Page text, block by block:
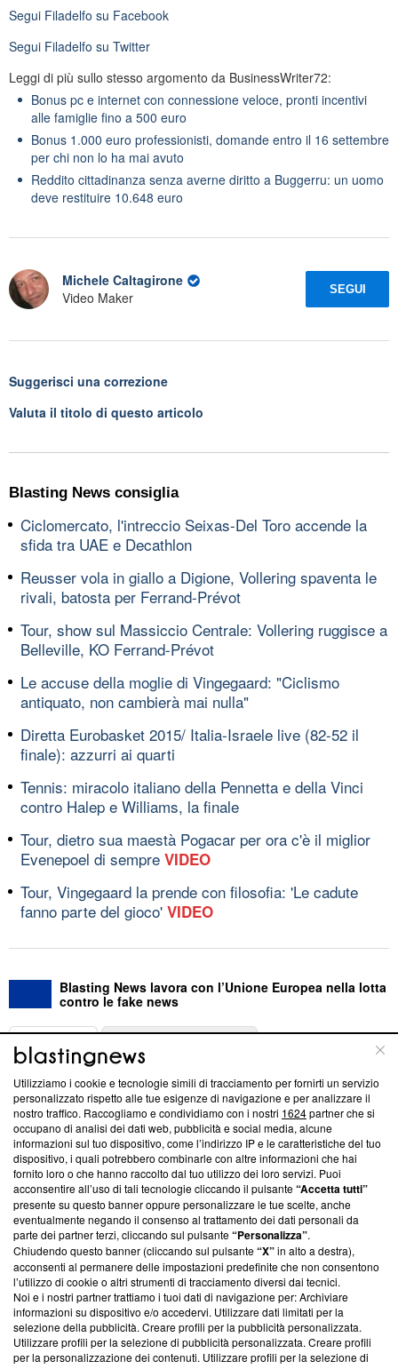
Segui Filadelfo su Facebook
Segui Filadelfo su Twitter
Leggi di più sullo stesso argomento da BusinessWriter72:
Bonus pc e internet con connessione veloce, pronti incentivi
alle famiglie fino a 500 euro
Bonus 1.000 euro professionisti, domande entro il 16 settembre
per chi non lo ha mai avuto
Reddito cittadinanza senza averne diritto a Buggerru: un uomo
deve restituire 10.648 euro
Michele Caltagirone
Video Maker
SEGUI
Suggerisci una correzione
Valuta il titolo di questo articolo
Blasting News consiglia
Ciclomercato, l'intreccio Seixas-Del Toro accende la
sfida tra UAE e Decathlon
Reusser vola in giallo a Digione, Vollering spaventa le
rivali, batosta per Ferrand-Prévot
Tour, show sul Massiccio Centrale: Vollering ruggisce a
Belleville, KO Ferrand-Prévot
Le accuse della moglie di Vingegaard: "Ciclismo
antiquato, non cambierà mai nulla"
Diretta Eurobasket 2015/ Italia-Israele live (82-52 il
finale): azzurri ai quarti
Tennis: miracolo italiano della Pennetta e della Vinci
contro Halep e Williams, la finale
Tour, dietro sua maestà Pogacar per ora c'è il miglior
Evenepoel di sempre VIDEO
Tour, Vingegaard la prende con filosofia: 'Le cadute
fanno parte del gioco' VIDEO
Blasting News lavora con l’Unione Europea nella lotta
contro le fake news
ABOUT
Questa sezione offre informazioni trasparenti su Blasting
News, sui nostri processi editoriali e su come ci impegniamo a
creare news di qualità. Inoltre, afferma la nostra aderenza a
‘Trust Project - News with Integrity’Blasting News non è
ancora membro del programma, ma ha richiesto di farne
parte; Trust Project non ha ancora effettuato una verifica di
conformità agli standard.
Su di noi
Team editoriale
Corporate
Redazione
Informativa Privacy
Utilizziamo i cookie e tecnologie simili di tracciamento per fornirti un servizio
personalizzato rispetto alle tue esigenze di navigazione e per analizzare il
nostro traffico. Raccogliamo e condividiamo con i nostri 1624partner che si
occupano di analisi dei dati web, pubblicità e social media, alcune
informazioni sul tuo dispositivo, come l’indirizzo IP e le caratteristiche del tuo
dispositivo, i quali potrebbero combinarle con altre informazioni che hai
fornito loro o che hanno raccolto dal tuo utilizzo dei loro servizi. Puoi
acconsentire all’uso di tali tecnologie cliccando il pulsante“Accetta tutti”
presente su questo banner oppure personalizzare le tue scelte, anche
eventualmente negando il consenso al trattamento dei dati personali da
parte dei partner terzi, cliccando sul pulsante“Personalizza”.
Chiudendo questo banner (cliccando sul pulsante“X”in alto a destra),
acconsenti al permanere delle impostazioni predefinite che non consentono
l’utilizzo di cookie o altri strumenti di tracciamento diversi dai tecnici.
Noi e i nostri partner trattiamo i tuoi dati di navigazione per: Archiviare
informazioni su dispositivo e/o accedervi. Utilizzare dati limitati per la
selezione della pubblicità. Creare profili per la pubblicità personalizzata.
Utilizzare profili per la selezione di pubblicità personalizzata. Creare profili
per la personalizzazione dei contenuti. Utilizzare profili per la selezione di